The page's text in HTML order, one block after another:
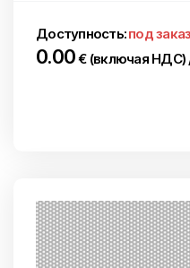
Доступность:под заказ
0.00€ (включая НДС)